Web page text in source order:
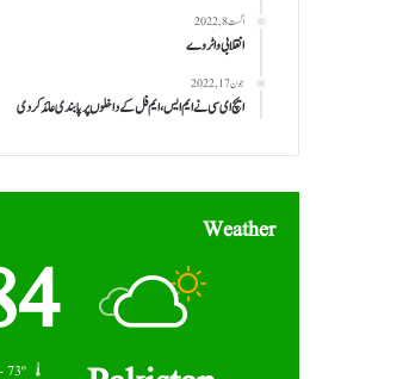
اگست 8, 2022
انقلابی واٹر وے
جون 17, 2022
ایچ ای سی نے ایم ایس، ایم فل کے داخلوں پر پابندی عائد کر دی
Weather
84º - 73º